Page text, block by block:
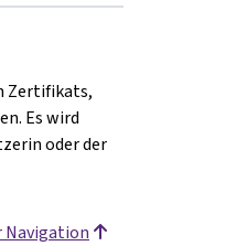
Zertifikats,
Es wird
oder der
Navigation